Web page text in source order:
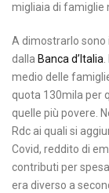
migliaia di famiglie
A dimostrarlo sono
dalla Banca d’Italia
medio delle
quota 130mila per
quelle più povere.
Rdc ai quali si
Covid, reddito di
contributi per
era diverso a